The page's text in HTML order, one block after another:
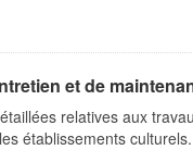
et de
relatives aux
établissements